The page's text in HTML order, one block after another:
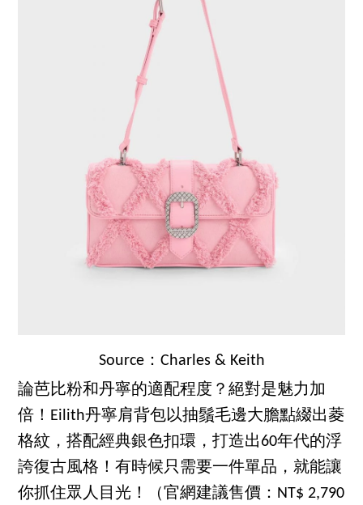
Source：Charles & Keith
論芭比粉和丹寧的適配程度？絕對是魅力加
倍！Eilith丹寧肩背包以抽鬚毛邊大膽點綴出菱
格紋，搭配經典銀色扣環，打造出60年代的浮
誇復古風格！有時候只需要一件單品，就能讓
你抓住眾人目光！（官網建議售價：NT$ 2,790